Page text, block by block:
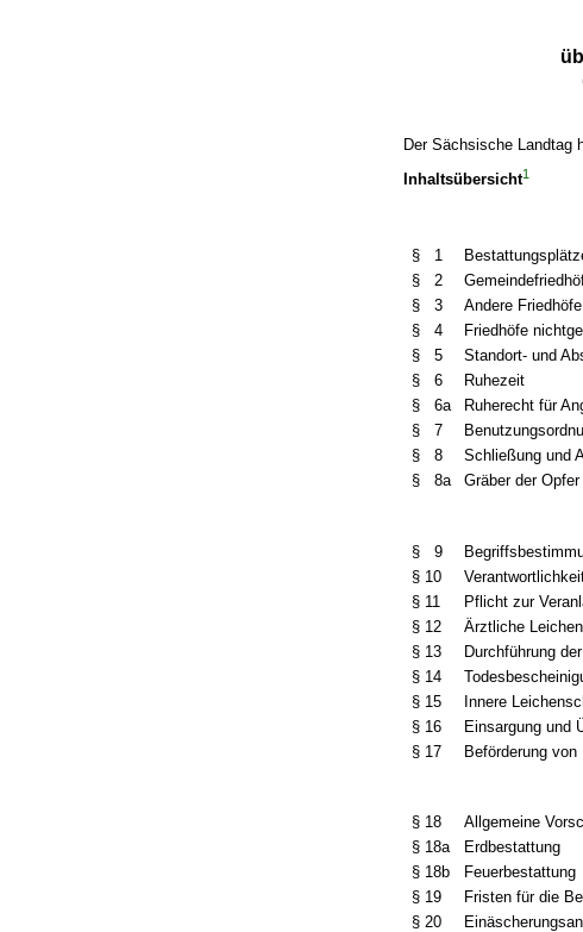
Der Sächsische Landtag
Inhaltsübersicht1
§ 1
§ 2
§ 3
Andere
§ 4
Friedhöfe
§ 5
Standort- und
§ 6
Ruhezeit
§ 6a
Ruherecht für
§ 7
§ 8
Schließung und
§ 8a
Gräber der
§ 9
§ 10
§ 11
Pflicht zur
§ 12
Ärztliche
§ 13
Durchführung
§ 14
§ 15
Innere
§ 16
Einsargung und
§ 17
Beförderung von
§ 18
Allgemeine
§ 18a
Erdbestattung
§ 18b
Feuerbestattung
§ 19
Fristen für die
§ 20